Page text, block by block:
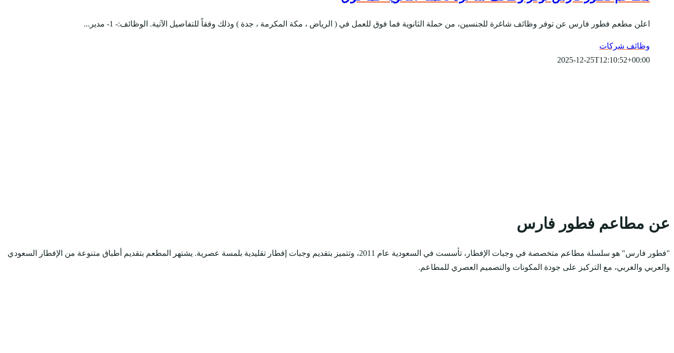
اعلن مطعم فطور فارس عن توفر وظائف شاغرة للجنسين، من حملة الثانوية فما فوق للعمل في ( الرياض ، مكة المكرمة ، جدة ) وذلك وفقاً للتفاصيل الآتية. الوظائف:- 1- مدير...
وظائف شركات
2025-12-25T12:10:52+00:00
عن مطاعم فطور فارس
"فطور فارس" هو سلسلة مطاعم متخصصة في وجبات الإفطار، تأسست في السعودية عام 2011، وتتميز بتقديم وجبات إفطار تقليدية بلمسة عصرية. يشتهر المطعم بتقديم أطباق متنوعة من الإفطار السعودي
والعربي والغربي، مع التركيز على جودة المكونات والتصميم العصري للمطاعم.